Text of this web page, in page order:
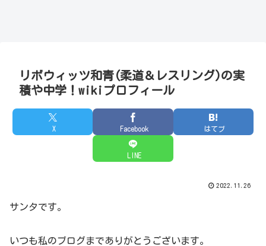
リボウィッツ和青(柔道＆レスリング)の実
積や中学！wikiプロフィール
X Facebook はてブ
LINE
2022.11.26
サンタです。
いつも私のブログまでありがとうございます。